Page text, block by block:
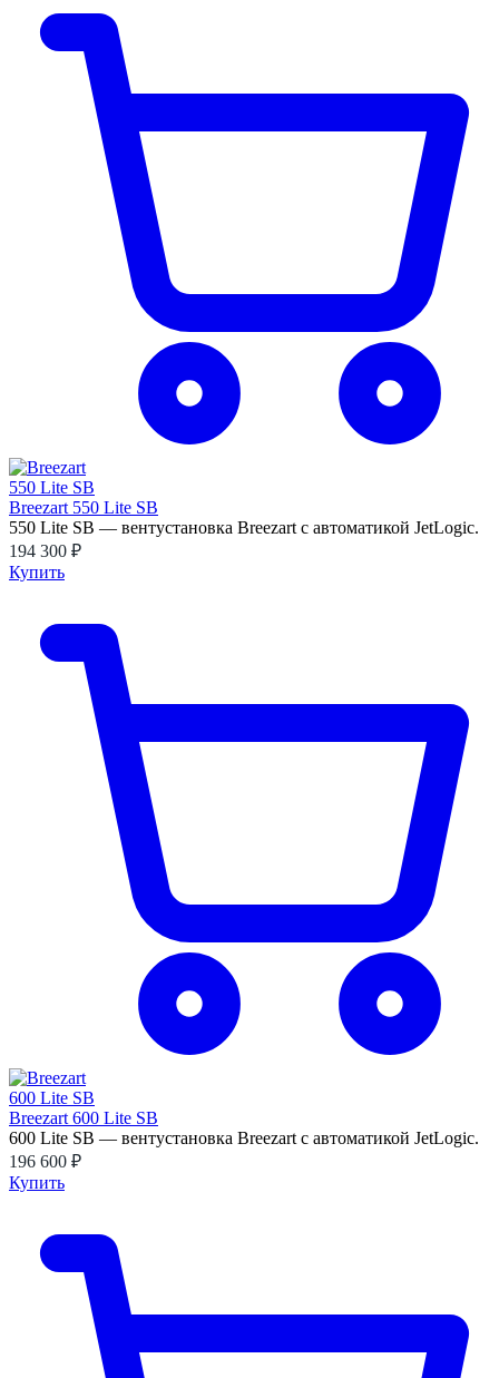
Breezart 550 Lite SB
550 Lite SB — вентустановка Breezart с автоматикой JetLogic.
194 300 ₽
Купить
Breezart 600 Lite SB
600 Lite SB — вентустановка Breezart с автоматикой JetLogic.
196 600 ₽
Купить